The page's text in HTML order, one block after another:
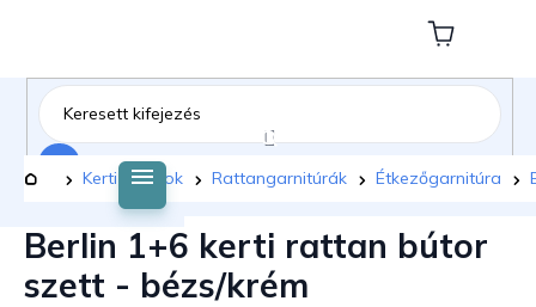
tartalomhoz
Kosár
Kezdőlap
Kerti bútorok Rattangarnitúrák Étkezőgarnitúra
Berlin 1+6 kerti rattan bútor
szett - bézs/krém